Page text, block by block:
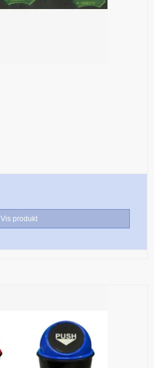
Vis produkt